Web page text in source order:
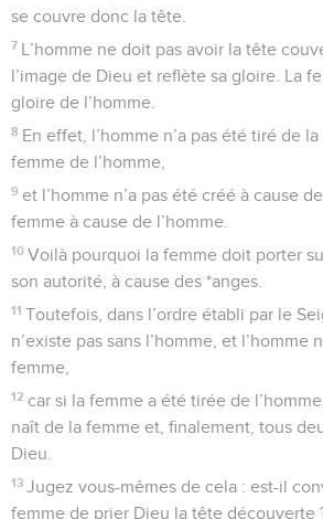
se couvre donc la tête.
7 L’homme ne doit pas avoir la tête
l’image de Dieu et reflète sa gloire. La
gloire de l’homme.
8 En effet, l’homme n’a pas été tiré de
femme de l’homme,
9 et l’homme n’a pas été créé à cause
femme à cause de l’homme.
10 Voilà pourquoi la femme doit porter
son autorité, à cause des *anges.
11 Toutefois, dans l’ordre établi par le
n’existe pas sans l’homme, et l’homme
femme,
12 car si la femme a été tirée de
naît de la femme et, finalement, tous
Dieu.
13 Jugez vous-mêmes de cela : est-il
femme de prier Dieu la tête découverte